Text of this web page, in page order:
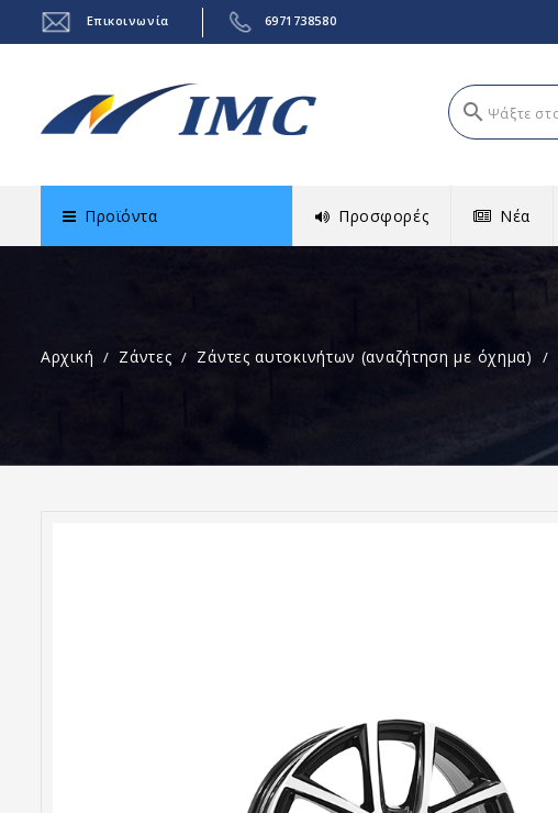
Επικοινωνία 6971738580
search
Προϊόντα Προσφορές Νέα
Αρχική Ζάντες Ζάντες αυτοκινήτων (αναζήτηση με όχημα)